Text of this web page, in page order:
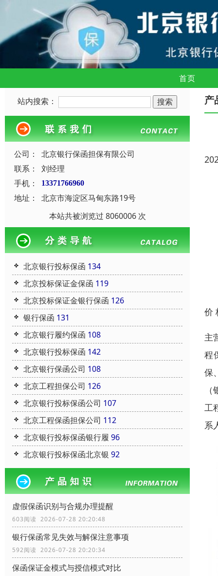
首页
站内搜索：
公司：
北京银行保函担保有限公司
联系：
刘经理
手机：
13371766960
地址：
北京市海淀区马甸东路19号
本站共被浏览过 8060006 次
北京银行投标保函 134
北京投标保证金保函 119
北京投标保证金银行保函 126
银行保函 131
北京银行履约保函 108
北京银行投标保函 142
北京银行保函公司 108
北京工程担保公司 126
北京银行投标保函公司 107
北京工程保函担保公司 112
北京银行投标保函银行履 96
北京银行投标保函北京银 92
虚假保函识别与合规办理提醒
603阅读 2026-07-28 20:20:48
银行保函常见失效与解保注意事项
592阅读 2026-07-28 20:20:34
保函保证金模式与授信模式对比
产
价
主
程
保
工
系